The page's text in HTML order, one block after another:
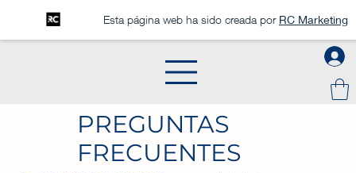
Esta página web ha sido creada por RC Marketing
PREGUNTAS
FRECUENTES